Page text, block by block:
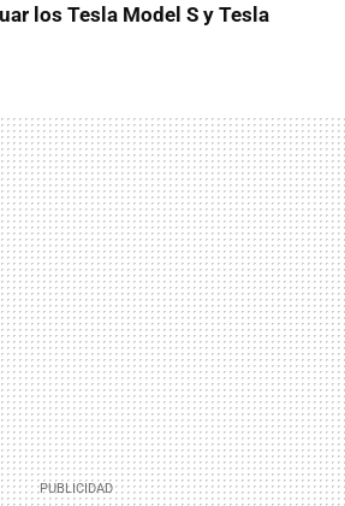
los Tesla Model S y Tesla